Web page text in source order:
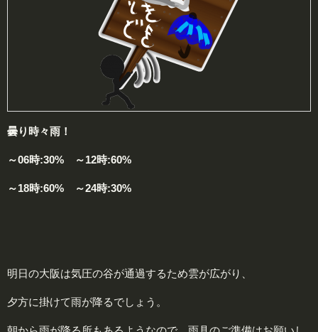
曇り時々雨！
～06時:30% ～12時:60%
～18時:60% ～24時:30%
明日の大阪は気圧の谷が通過するため雲が広がり、
夕方に掛けて雨が降るでしょう。